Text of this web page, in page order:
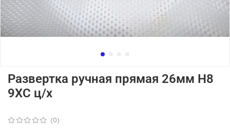
(0)
Развертка ручная прямая 26мм Н8
9ХС ц/х